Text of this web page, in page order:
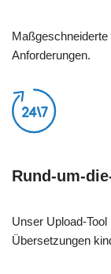
Anforderungen.
Rund-um-
Unser Upload-
Übersetzungen